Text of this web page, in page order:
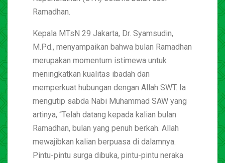
Ramadhan.
Kepala MTsN 29 Jakarta, Dr. Syamsudin,
M.Pd., menyampaikan bahwa bulan Ramadhan
merupakan momentum istimewa untuk
meningkatkan kualitas ibadah dan
memperkuat hubungan dengan Allah SWT. Ia
mengutip sabda Nabi Muhammad SAW yang
artinya, “Telah datang kepada kalian bulan
Ramadhan, bulan yang penuh berkah. Allah
mewajibkan kalian berpuasa di dalamnya.
Pintu-pintu surga dibuka, pintu-pintu neraka